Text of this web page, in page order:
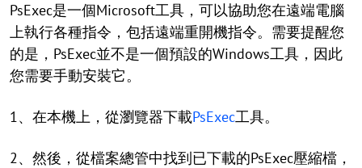
PsExec是一個Microsoft工具，可以協助您在遠端電腦
上執行各種指令，包括遠端重開機指令。需要提醒您
的是，PsExec並不是一個預設的Windows工具，因此
您需要手動安裝它。
1、在本機上，從瀏覽器下載PsExec工具。
2、然後，從檔案總管中找到已下載的PsExec壓縮檔，